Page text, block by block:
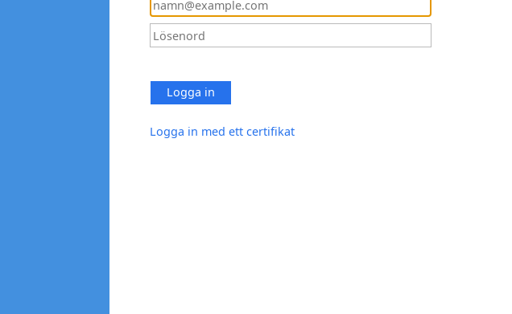
Logga in
Logga in med ett certifikat